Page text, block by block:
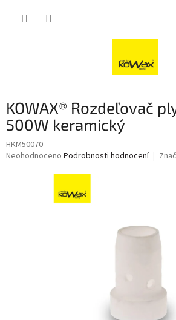
KOWAX® Rozdeľovač
500W keramický
HKM50070
Průměrné
Neohodnoceno Podrobnosti hodnocení